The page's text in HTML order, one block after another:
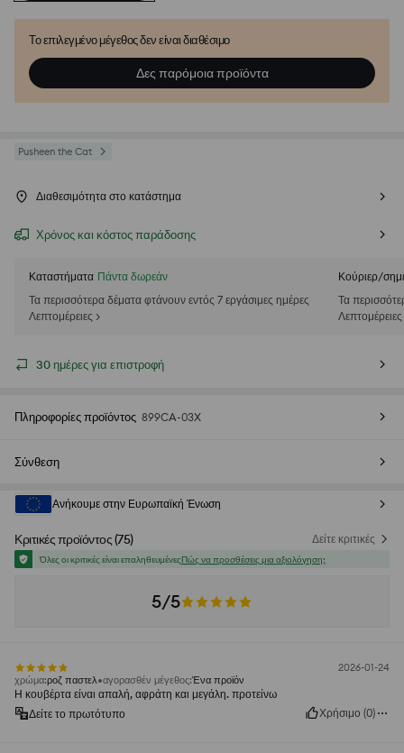
Το επιλεγμένο μέγεθος δεν είναι διαθέσιμο
Δες παρόμοια προϊόντα
Pusheen the Cat
Διαθεσιμότητα στο κατάστημα
Χρόνος και κόστος παράδοσης
Καταστήματα Πάντα δωρεάν
Τα περισσότερα δέματα φτάνουν εντός 7 εργάσιμες ημέρες
Λεπτομέρειες >
Κούριερ/
Τα
Λεπτομέρειες
30 ημέρες για επιστροφή
Πληροφορίες προϊόντος 899CA-03X
Σύνθεση
Ανήκουμε στην Ευρωπαϊκή Ένωση
Κριτικές προϊόντος(75) Δείτε κριτικές
Όλες οι κριτικές είναι επαληθευμένεςΠώς να προσθέσεις μια αξιολόγηση;
5/5
2026-01-24
χρώμα:ροζ παστελ αγορασθέν μέγεθος:Ένα προϊόν
Η κουβέρτα είναι απαλή, αφράτη και μεγάλη. προτείνω
Δείτε το πρωτότυπο
Χρήσιμο (0)